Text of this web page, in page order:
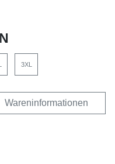
3XL
Wareninformationen